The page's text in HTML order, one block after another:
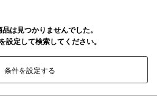
は見つかりませんでした。
設定して検索してください。
条件を設定する